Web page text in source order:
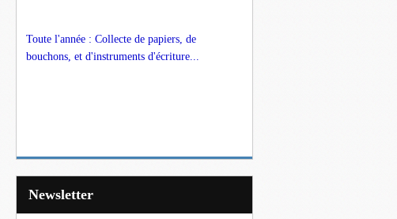
Toute l'année : Collecte de papiers, de
bouchons, et d'instruments d'écriture...
Newsletter